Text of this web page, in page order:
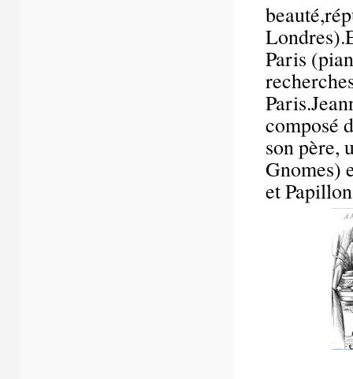
Paris
composé
son père,
Gnomes)
et